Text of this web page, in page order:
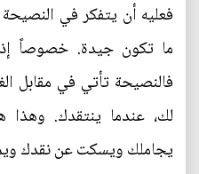
فعليه أن يتفكر في
ما تكون جيدة. خصوصاً
فالنصيحة تأتي في مقابل
لك، عندما ينتقدك. وهذا
يجاملك ويسكت عن نقدك